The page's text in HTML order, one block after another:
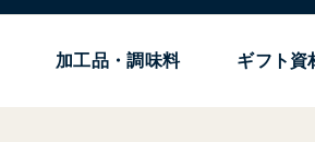
加工品・調味料 ギフト資